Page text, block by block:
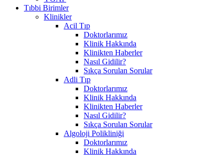
Tıbbi Birimler
Klinikler
Acil Tıp
Doktorlarımız
Klinik Hakkında
Klinikten Haberler
Nasıl Gidilir?
Sıkça Sorulan Sorular
Adli Tıp
Doktorlarımız
Klinik Hakkında
Klinikten Haberler
Nasıl Gidilir?
Sıkça Sorulan Sorular
Algoloji Polikliniği
Doktorlarımız
Klinik Hakkında